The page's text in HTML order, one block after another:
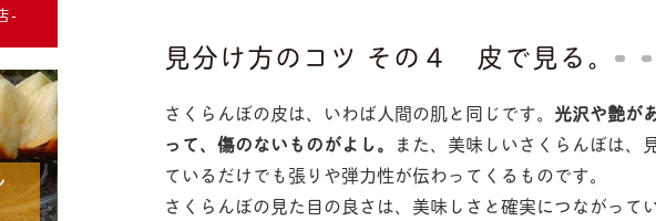
見分け方のコツ その４ 皮で見る。
さくらんぼの皮は、いわば人間の肌と同じです。 光沢や艶が
って、傷のないものがよし。 また、美味しいさくらんぼは、
ているだけでも張りや弾力性が伝わってくるものです。
さくらんぼの見た目の良さは、美味しさと確実につながって
-